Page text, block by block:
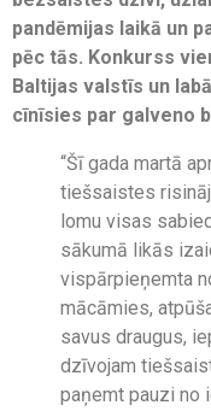
pandēmijas laikā un
pēc tās. Konkurss
Baltijas valstīs un
cīnīsies par galveno
“Šī gada martā
tiešsaistes
lomu visas
sākumā likās
vispārpieņemta
mācāmies,
savus draugus,
dzīvojam
paņemt pauzi no